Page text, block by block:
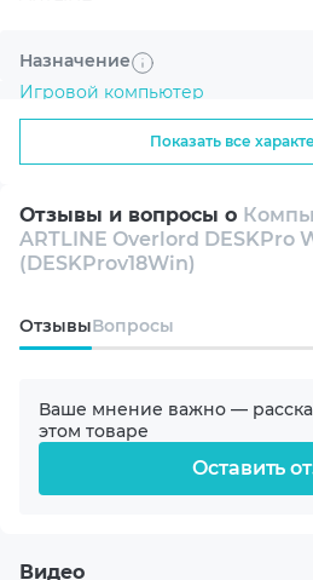
Улучшенная
NVIDIA DLSS 4 помогает
Быстрый
управления для точного
Назначение
Игровой компьютер
ПК с водяным охлаждением
Кастомный ПК
DESKPro
Intel (8p+16e) Core Ultra 9 285K
Охлаждение процессора
Показать все
Отзывы и вопросы о
ARTLINE Overlord DESKPro
(DESKProv18Win)
OтзывыВопросы
Ваше мнение важно —
этом товаре
Оставить
Видео